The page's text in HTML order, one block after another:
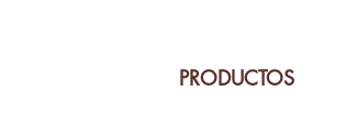
PRODUCTOS